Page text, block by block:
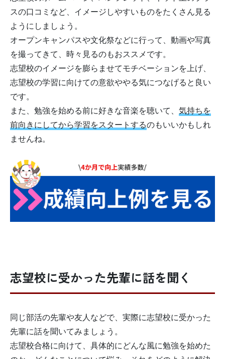
スの口コミなど、イメージしやすいものをたくさん見る
ようにしましょう。
オープンキャンパスや文化祭などに行って、動画や写真
を撮ってきて、時々見るのもおススメです。
志望校のイメージを膨らませてモチベーションを上げ、
志望校の学習に向けての意欲ややる気につなげると良い
です。
また、勉強を始める前に好きな音楽を聴いて、 気持ちを
前向きにしてから学習をスタートするのもいいかもしれ
ませんね。
志望校に受かった先輩に話を聞く
同じ部活の先輩や友人などで、実際に志望校に受かった
先輩に話を聞いてみましょう。
志望校合格に向けて、具体的にどんな風に勉強を始めた